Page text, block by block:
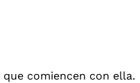
comiencen con ella.